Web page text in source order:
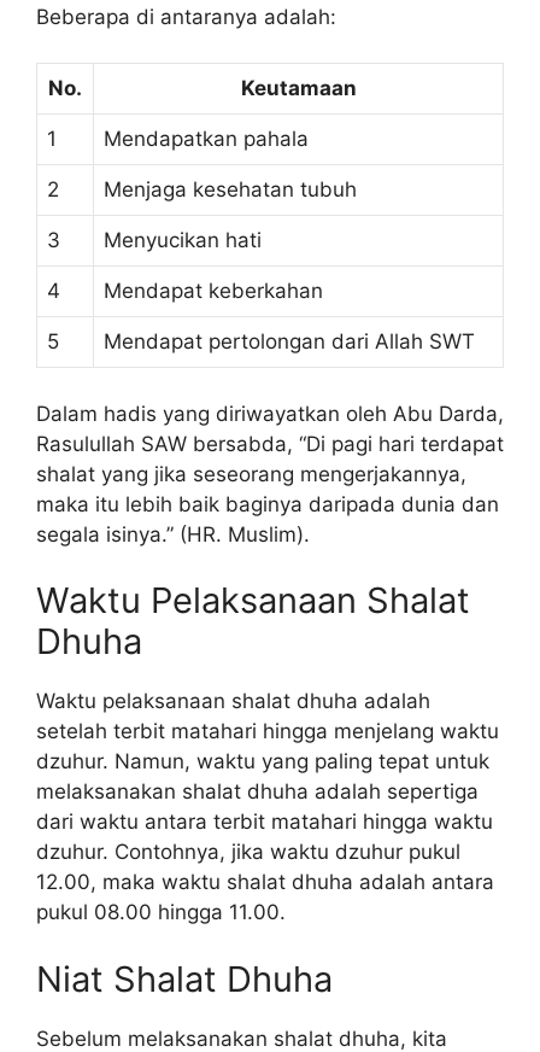
Beberapa di antaranya adalah:
No. Keutamaan
1 Mendapatkan pahala
2 Menjaga kesehatan tubuh
3 Menyucikan hati
4 Mendapat keberkahan
5 Mendapat pertolongan dari Allah SWT
Dalam hadis yang diriwayatkan oleh Abu Darda,
Rasulullah SAW bersabda, “Di pagi hari terdapat
shalat yang jika seseorang mengerjakannya,
maka itu lebih baik baginya daripada dunia dan
segala isinya.” (HR. Muslim).
Waktu Pelaksanaan Shalat
Dhuha
Waktu pelaksanaan shalat dhuha adalah
setelah terbit matahari hingga menjelang waktu
dzuhur. Namun, waktu yang paling tepat untuk
melaksanakan shalat dhuha adalah sepertiga
dari waktu antara terbit matahari hingga waktu
dzuhur. Contohnya, jika waktu dzuhur pukul
12.00, maka waktu shalat dhuha adalah antara
pukul 08.00 hingga 11.00.
Niat Shalat Dhuha
Sebelum melaksanakan shalat dhuha, kita